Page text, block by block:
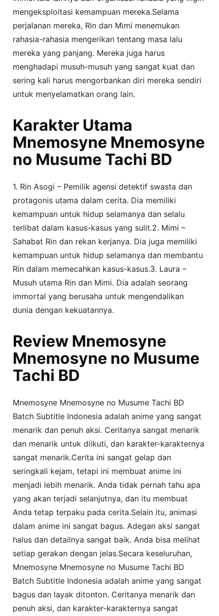
mengeksploitasi kemampuan mereka.Selama
perjalanan mereka, Rin dan Mimi menemukan
rahasia-rahasia mengerikan tentang masa lalu
mereka yang panjang. Mereka juga harus
menghadapi musuh-musuh yang sangat kuat dan
sering kali harus mengorbankan diri mereka sendiri
untuk menyelamatkan orang lain.
Karakter Utama
Mnemosyne Mnemosyne
no Musume Tachi BD
1. Rin Asogi – Pemilik agensi detektif swasta dan
protagonis utama dalam cerita. Dia memiliki
kemampuan untuk hidup selamanya dan selalu
terlibat dalam kasus-kasus yang sulit.2. Mimi –
Sahabat Rin dan rekan kerjanya. Dia juga memiliki
kemampuan untuk hidup selamanya dan membantu
Rin dalam memecahkan kasus-kasus.3. Laura –
Musuh utama Rin dan Mimi. Dia adalah seorang
immortal yang berusaha untuk mengendalikan
dunia dengan kekuatannya.
Review Mnemosyne
Mnemosyne no Musume
Tachi BD
Mnemosyne Mnemosyne no Musume Tachi BD
Batch Subtitle Indonesia adalah anime yang sangat
menarik dan penuh aksi. Ceritanya sangat menarik
dan menarik untuk diikuti, dan karakter-karakternya
sangat menarik.Cerita ini sangat gelap dan
seringkali kejam, tetapi ini membuat anime ini
menjadi lebih menarik. Anda tidak pernah tahu apa
yang akan terjadi selanjutnya, dan itu membuat
Anda tetap terpaku pada cerita.Selain itu, animasi
dalam anime ini sangat bagus. Adegan aksi sangat
halus dan detailnya sangat baik. Anda bisa melihat
setiap gerakan dengan jelas.Secara keseluruhan,
Mnemosyne Mnemosyne no Musume Tachi BD
Batch Subtitle Indonesia adalah anime yang sangat
bagus dan layak ditonton. Ceritanya menarik dan
penuh aksi, dan karakter-karakternya sangat